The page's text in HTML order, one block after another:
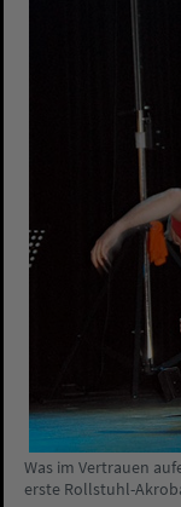
Was im Vertrauen
erste Rollstuhl-